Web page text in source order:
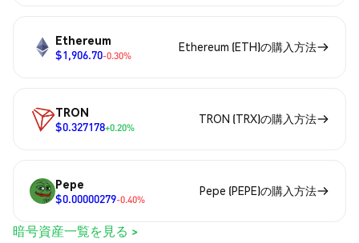
Ethereum
$1,906.70-0.30%
Ethereum (ETH)の購入方法
TRON
$0.327178+0.20%
TRON (TRX)の購入方法
Pepe
$0.00000279-0.40%
Pepe (PEPE)の購入方法
暗号資産一覧を見る >